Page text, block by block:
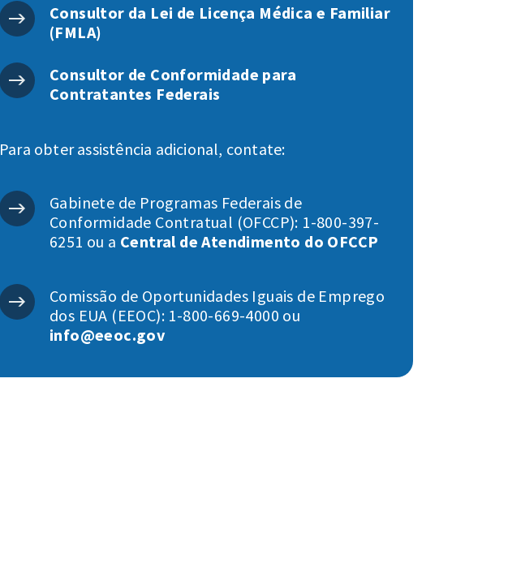
Consultor da Lei de Licença Médica e Familiar
(FMLA)
Consultor de Conformidade para
Contratantes Federais
Para obter assistência adicional, contate:
Gabinete de Programas Federais de
Conformidade Contratual (OFCCP): 1-800-397-
6251 ou a Central de Atendimento do OFCCP
Comissão de Oportunidades Iguais de Emprego
dos EUA (EEOC): 1-800-669-4000 ou
info@eeoc.gov